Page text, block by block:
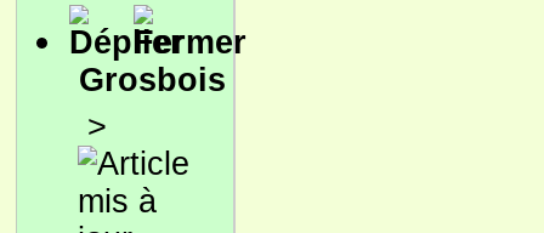
Grosbois
>